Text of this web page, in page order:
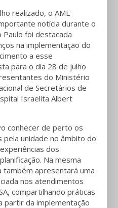
realizado, o AME
notícia durante o
Paulo foi destacada
na implementação do
a esse
para o dia 28 de julho
do Ministério
de Secretários de
Israelita Albert
conhecer de perto os
unidade no âmbito do
dos
Na mesma
também apresentará uma
nos atendimentos
compartilhando práticas
partir da implementação